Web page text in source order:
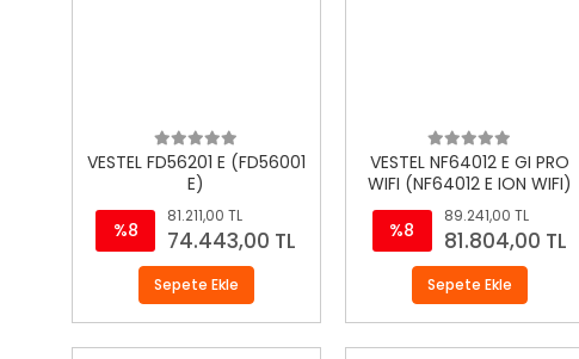
VESTEL FD56201 E (FD56001
E)
%8
81.211,00 TL
74.443,00 TL
Sepete Ekle
VESTEL NF64012 E GI PRO
WIFI (NF64012 E ION WIFI)
%8
89.241,00 TL
81.804,00 TL
Sepete Ekle